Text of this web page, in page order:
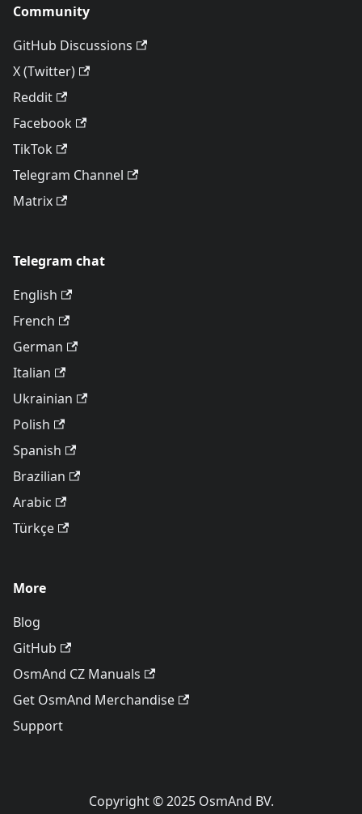
Community
GitHub Discussions
X (Twitter)
Reddit
Facebook
TikTok
Telegram Channel
Matrix
Telegram chat
English
French
German
Italian
Ukrainian
Polish
Spanish
Brazilian
Arabic
Türkçe
More
Blog
GitHub
OsmAnd CZ Manuals
Get OsmAnd Merchandise
Support
Copyright © 2025 OsmAnd BV.